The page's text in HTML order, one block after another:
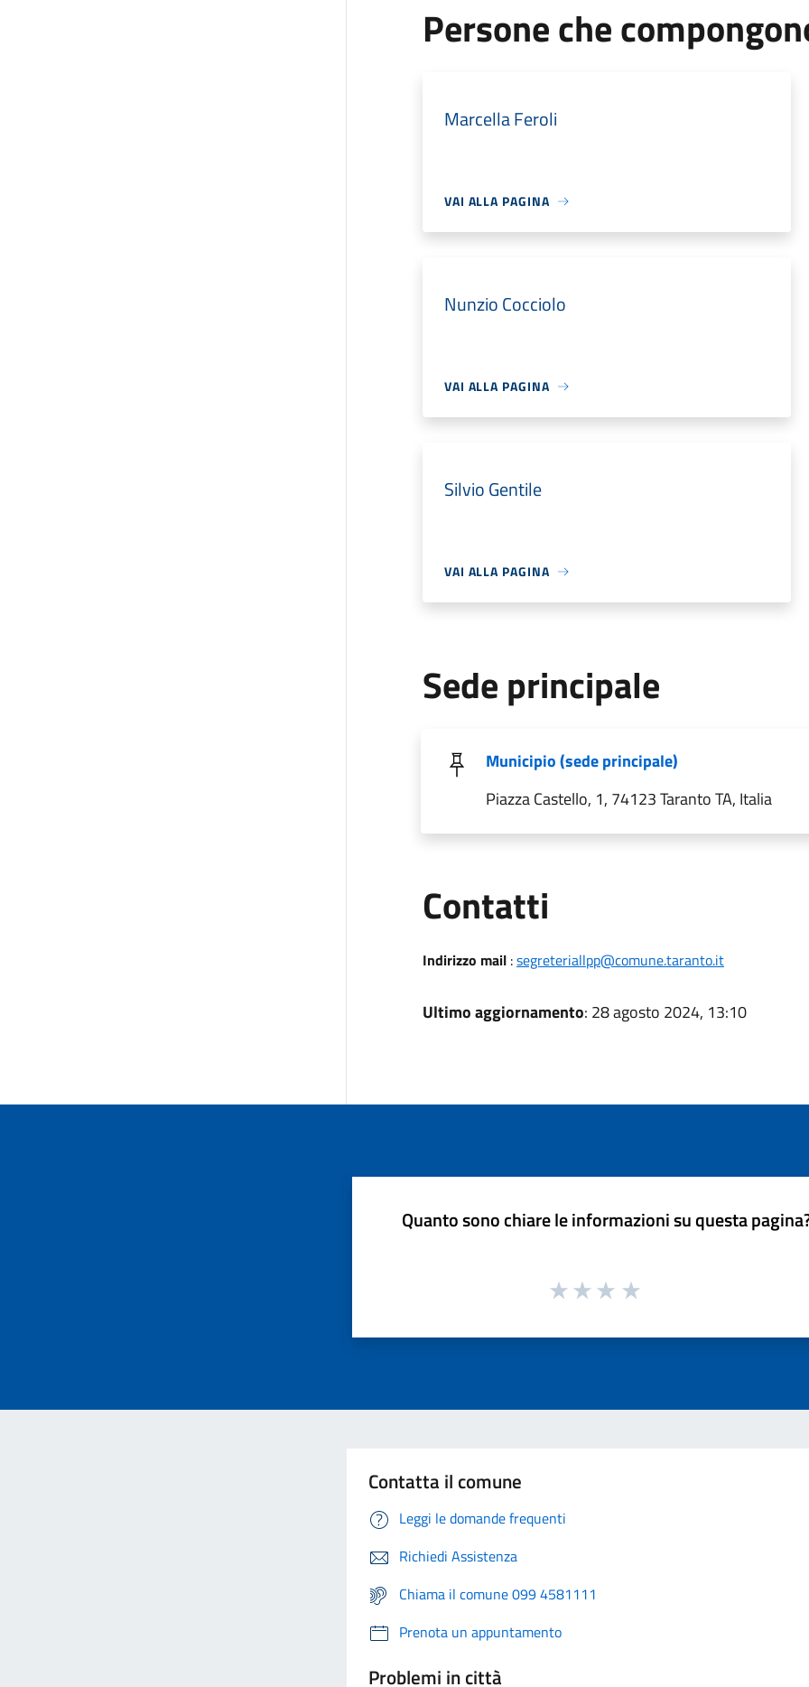
Persone che
Marcella Feroli
VAI ALLA PAGINA
Nunzio Cocciolo
VAI ALLA PAGINA
Silvio Gentile
VAI ALLA PAGINA
Sede principale
Municipio (sede principale)
Piazza Castello, 1, 74123 Taranto TA, Italia
Contatti
Indirizzo mail:segreteriallpp@comune.taranto.it
Ultimo aggiornamento: 28 agosto 2024, 13:10
Quanto sono chiare le informazioni su questa
Contatta il comune
Leggi le domande frequenti
Richiedi Assistenza
Chiama il comune 099 4581111
Prenota un appuntamento
Problemi in città